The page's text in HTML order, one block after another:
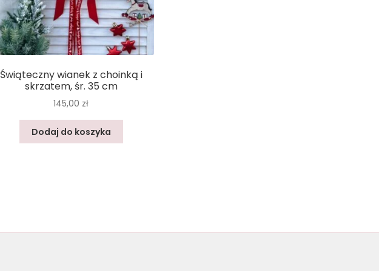
Świąteczny wianek z choinką i
skrzatem, śr. 35 cm
145,00 zł
Dodaj do koszyka